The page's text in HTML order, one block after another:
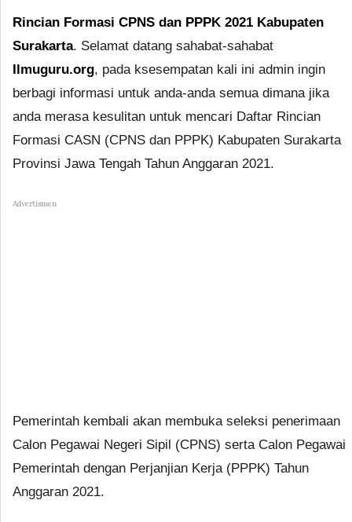
Rincian Formasi CPNS dan PPPK 2021 Kabupaten
Surakarta. Selamat datang sahabat-sahabat
Ilmuguru.org, pada ksesempatan kali ini admin ingin
berbagi informasi untuk anda-anda semua dimana jika
anda merasa kesulitan untuk mencari Daftar Rincian
Formasi CASN (CPNS dan PPPK) Kabupaten Surakarta
Provinsi Jawa Tengah Tahun Anggaran 2021.
Advertismen
Pemerintah kembali akan membuka seleksi penerimaan
Calon Pegawai Negeri Sipil (CPNS) serta Calon Pegawai
Pemerintah dengan Perjanjian Kerja (PPPK) Tahun
Anggaran 2021.